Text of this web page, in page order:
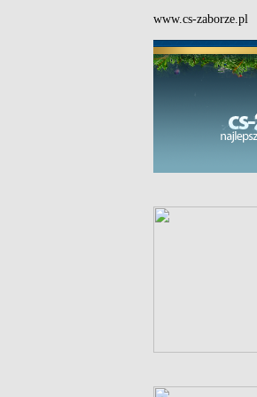
www.cs-zaborze.pl